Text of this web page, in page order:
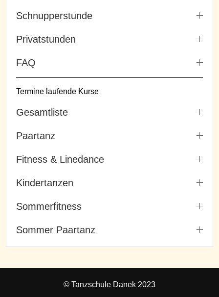
Schnupperstunde
Privatstunden
FAQ
Termine laufende Kurse
Gesamtliste
Paartanz
Fitness & Linedance
Kindertanzen
Sommerfitness
Sommer Paartanz
© Tanzschule Danek 2023